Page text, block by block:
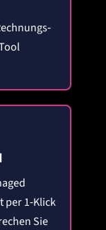
per 1‑Klick
Sie